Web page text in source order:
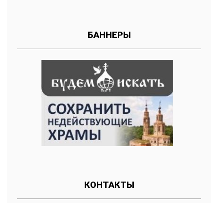
БАННЕРЫ
КОНТАКТЫ